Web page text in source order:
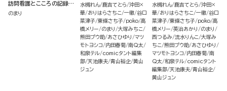
訪問看護とこころの記録～
（4）
のまり
水槻れん 鹿吉てとら 沖田×
華 おりはらさちこ 一徹 谷口
菜津子 東條さち子 poko 高
橋メリー
のまり
大塚みちこ
熊田プウ助 あさひゆり
マツ
モトヨシコ
内田春菊 南Q太
和泉テル comicタント編集
部 天池康夫 青山裕企 黄山
ジュン
水槻れん 鹿吉てとら 沖田×
華 おりはらさちこ 一徹 谷口
菜津子 東條さち子 poko 高
橋メリー 英治あかり
のまり
西つるみ 流水りんこ 大塚み
ちこ 熊田プウ助 あさひゆり
マツモトヨシコ
内田春菊 南
Q太 和泉テル comicタント
編集部 天池康夫 青山裕企
黄山ジュン